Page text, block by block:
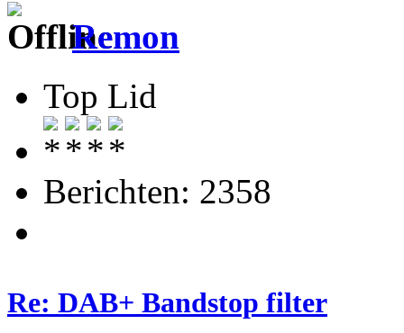
Remon
Top Lid
Berichten: 2358
Re: DAB+ Bandstop filter